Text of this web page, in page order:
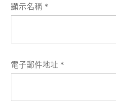
顯示名稱 *
電子郵件地址 *